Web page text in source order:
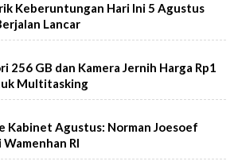
Keberuntungan Hari Ini 5 Agustus
Lancar
256 GB dan Kamera Jernih Harga Rp1
Multitasking
Kabinet Agustus: Norman Joesoef
RI